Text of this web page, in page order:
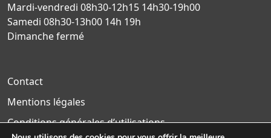
Mardi-vendredi 08h30-12h15 14h30-19h00
Samedi 08h30-13h00 14h 19h
Dimanche fermé
Contact
Mentions légales
Conditions générales d’utilisations